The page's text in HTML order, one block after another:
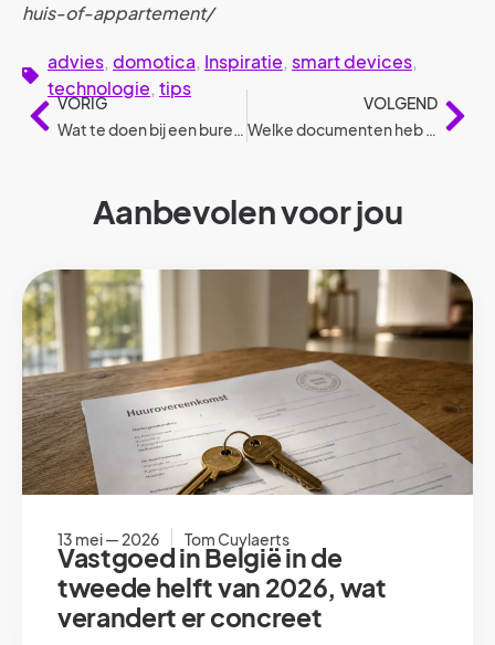
huis-of-appartement/
advies, domotica, Inspiratie, smart devices,
technologie, tips
VORIG
Wat te doen bij een burenruzie?
VOLGEND
Welke documenten heb je nodig bij de aanvraag van een woonlening?
Aanbevolen voor jou
13 mei — 2026 Tom Cuylaerts
Vastgoed in België in de
tweede helft van 2026, wat
verandert er concreet